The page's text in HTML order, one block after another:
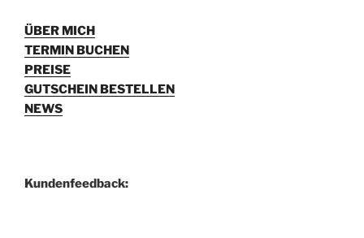
ÜBER MICH
TERMIN BUCHEN
PREISE
GUTSCHEIN BESTELLEN
NEWS
Kundenfeedback: